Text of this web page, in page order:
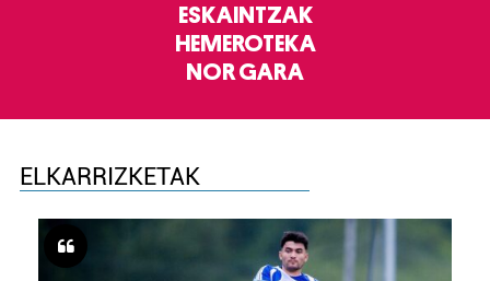
ESKAINTZAK
HEMEROTEKA
NOR GARA
ELKARRIZKETAK